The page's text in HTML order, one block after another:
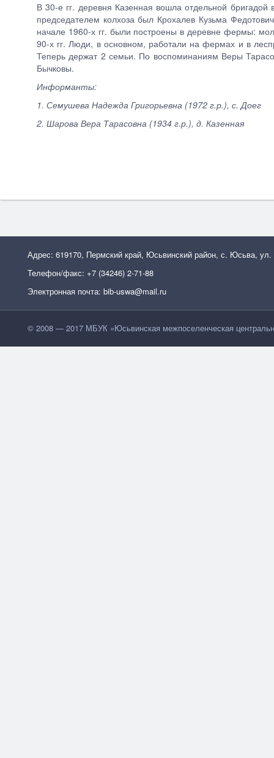
В 30-е гг. деревня Казенная вошла отдельной
председателем колхоза был Крохалев Кузьма
начале 1960-х гг. были построены в деревне фермы:
90-х гг. Люди, в основном, работали на фермах и в
Теперь держат 2 семьи. По воспоминаниям Веры
Бычковы.
Информанты:
1. Семушева Надежда Григорьевна (1972 г.р.), с. Доег
2. Шарова Вера Тарасовна (1934 г.р.), д. Казенная
Адрес: 619170, Пермский край, Юсьвинский район, с. Юсьва, ул.
Телефон/факс: +7 (34246) 2-71-88
Электронная почта: bib-uswa@mail.ru
© 2008 — 2017 МБУК »Юсьвинская межпоселенческая